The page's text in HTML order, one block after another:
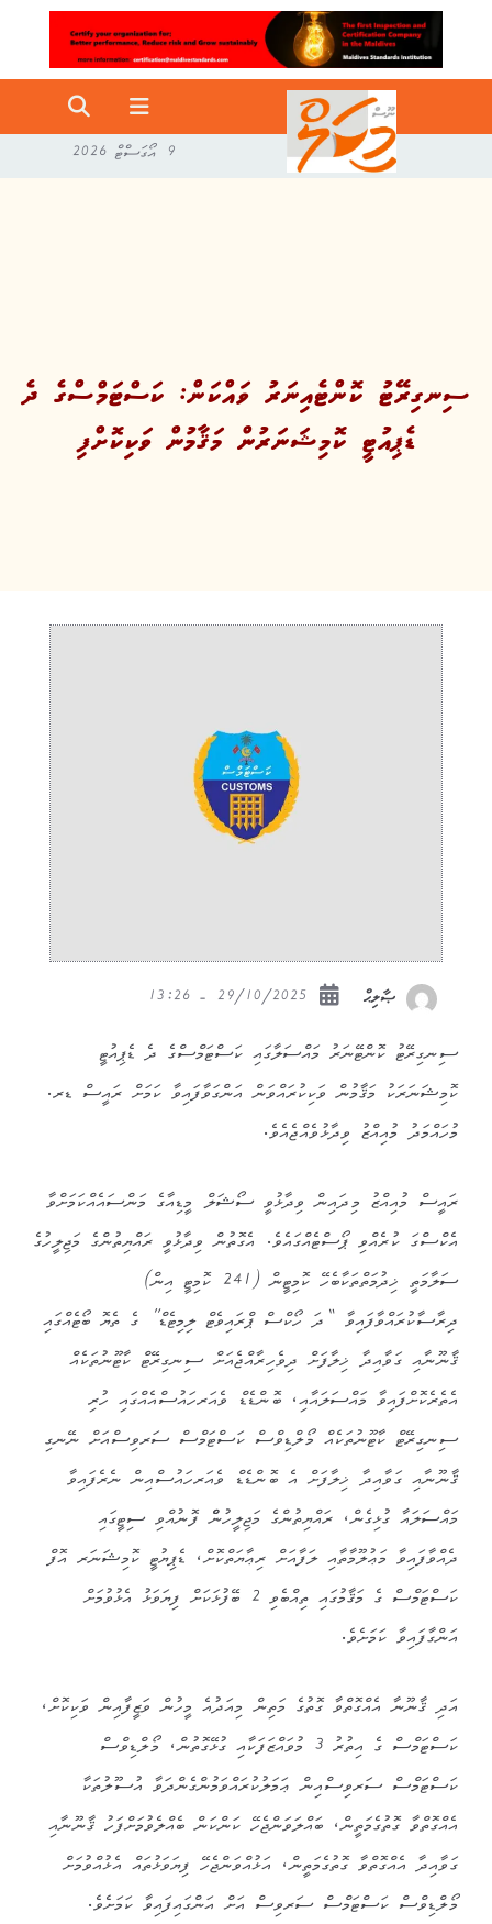
9 އޯގަސްޓް 2026
ސިނގިރޭޓު ކޮންޓެއިނަރު ވައްކަން: ކަސްޓަމްސްގެ ދެ
ޑެޕިއުޓީ ކޮމިޝަނަރުން މަޤާމުން ވަކިކޮށްފި
ޞާލިޙް
ސިނގިރޭޓު ކޮންޓޭނަރު މައްސަލާގައި ކަސްޓަމްސްގެ ދެ ޑެޕިއުޓީ
ކޮމިޝަނަރަކު މަޤާމުން ވަކިކުރައްވަން އަންގަވާފައިވާ ކަމަށް ރައީސް ޑރ.
މުހައްމަދު މުއިއްޒު ވިދާޅުވެއްޖެއެވެ.
ރައީސް މުއިއްޒު މިދައިން ވިދާޅުވީ ސޯޝަލް މީޑިއާގެ މަންސައެއްކަމަށްވާ
އެކްސްގަ ކުރެއްވި ޕޯސްޓެއްގައެވެ. އެގޮތުން ވިދާޅުވީ ރައްޔިތުންގެ މަޖިލީހުގެ
ސަލާމަތީ ޚިދުމަތްތަކާބެހޭ ކޮމިޓީން (241 ކޮމިޓީ އިން)
ދިރާސާކުރައްވާފައިވާ “ދަ ހޯކްސް ޕްރައިވެޓް ލިމިޓެޑް” ގެ ތެޔޮ ބޯޓެއްގައި
ޤާނޫނާއި ގަވާއިދާ ޚިލާފަށް ދިވެހިރާއްޖެއަށް ސިނގިރޭޓް ކާޓޫނުތަކެއް
އެތެރެކޮށްފައިވާ މައްސަލައާއި، ބޮންޑެޑް ވެއަރހައުސްއެއްގައި ހުރި
ސިނގިރޭޓް ކާޓޫނުތަކެއް މޯލްޑިވްސް ކަސްޓަމްސް ސަރވިސްއަށް ނޭނގި
ޤާނޫނާއި ގަވާއިދާ ޚިލާފަށް އެ ބޮންޑެޑް ވެއަރހައުސްއިން ނެރެފައިވާ
މައްސަލައާ ގުޅިގެން، ރައްޔިތުންގެ މަޖިލީހުންް ފޮނުއްވި ސިޓީގައި
ދެއްވާފައިވާ މަޢުލޫމާތާއި ލަފާއަށް ރިޢާޔަތްކޮށް، ޑެޕިޔުޓީ ކޮމިޝަނަރ އޮފް
ކަސްޓަމްސް ގެ މަޤާމުގައި ތިއްބެވި 2 ބޭފުޅަކަށް ފިޔަވަޅު އެޅުވުމަށް
އަންގާފައިވާ ކަމަށެވެ.
އަދި ޤާނޫނާ އެއްގޮތްވާ ގޮތުގެ މަތިން މިއަދުއެ މީހުން ވަޒީފާއިން ވަކިކޮށް،
ކަސްޓަމްސް ގެ އިތުރު 3 މުވައްޒަފަކާއި ގުޅޭގޮތުން، މޯލްޑިވްސް
ކަސްޓަމްސް ސަރވިސްއިން ޢަމަލުކުރައްވަމުންގެންދަވާ އުސޫލުތަކާ
އެއްގޮތްވާ ގޮތުގެމަތީން، ބައްލަވަންޖެހޭ ކަންކަން ބެއްލެވުމަށްފަހު ޤާނޫނާއި
ގަވާއިދާ އެއްގޮތްވާ ގޮތުގެމަތީން، އަޅުއްވަންޖެހޭ ފިޔަވަޅުތައް އެޅުއްވުމަށް
މޯލްޑިވްސް ކަސްޓަމްސް ސަރވިސް އަށް އަންގައިފައިވާ ކަމަށެވެ.